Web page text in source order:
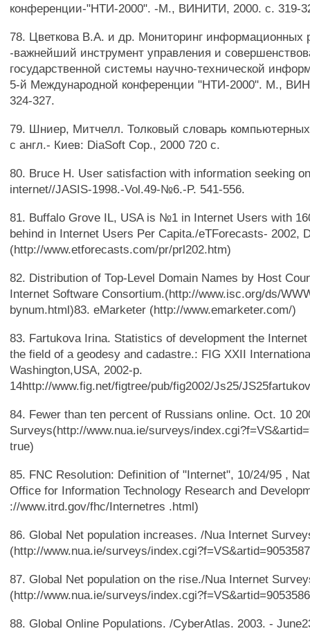
конференции-"НТИ-2000". -М., ВИНИТИ, 2000. с. 319-
78. Цветкова В.А. и др. Мониторинг информационных
-важнейший инструмент управления и
государственной системы научно-технической
5-й Международной конференции "НТИ-2000". М.,
324-327.
79. Шниер, Митчелл. Толковый словарь
с англ.- Киев: DiaSoft Сор., 2000 720 с.
80. Bruce Н. User satisfaction with information seeking
internet//JASIS-1998.-Vol.49-№6.-P. 541-556.
81. Buffalo Grove IL, USA is №1 in Internet Users with
behind in Internet Users Per Capita./eTForecasts- 2002,
(http://www.etforecasts.com/pr/prl202.htm)
82. Distribution of Тор-Level Domain Names by Host
Internet Software Consortium.(http://www.isc.org/ds/
bynum.html)83. eMarketer (http://www.emarketer.com/)
83. Fartukova Irina. Statistics of development the
the field of a geodesy and cadastre.: FIG XXII
Washington,USA, 2002-p.
14http://www.fig.net/figtree/pub/fig2002/Js25/
84. Fewer than ten percent of Russians online. Oct. 10
Surveys(http://www.nua.ie/surveys/
true)
85. FNC Resolution: Definition of "Internet", 10/24/95 ,
Office for Information Technology Research and
://www.itrd.gov/fhc/Internetres .html)
86. Global Net population increases. /Nua Internet
(http://www.nua.ie/surveys/
87. Global Net population on the rise./Nua Internet
(http://www.nua.ie/surveys/
88. Global Online Populations. /CyberAtlas. 2003. -